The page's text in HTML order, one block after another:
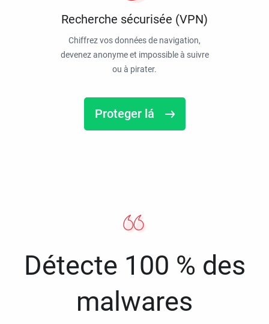
Recherche sécurisée (VPN)
Chiffrez vos données de navigation,
devenez anonyme et impossible à suivre
ou à pirater.
Proteger lá
Détecte 100 % des
malwares